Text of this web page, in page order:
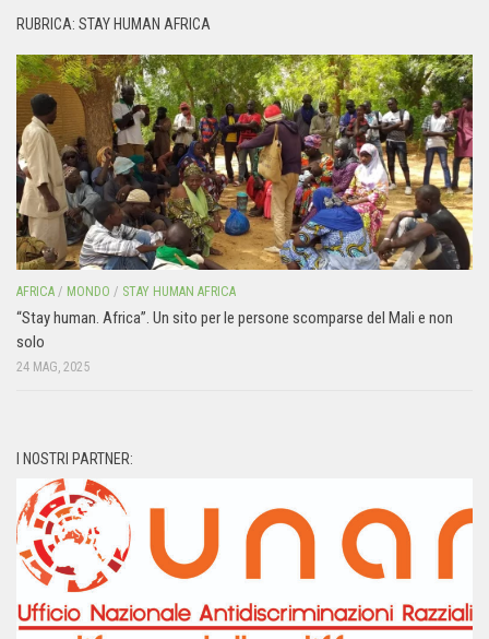
RUBRICA: STAY HUMAN AFRICA
AFRICA / MONDO / STAY HUMAN AFRICA
“Stay human. Africa”. Un sito per le persone scomparse del Mali e non
solo
24 MAG, 2025
I NOSTRI PARTNER: